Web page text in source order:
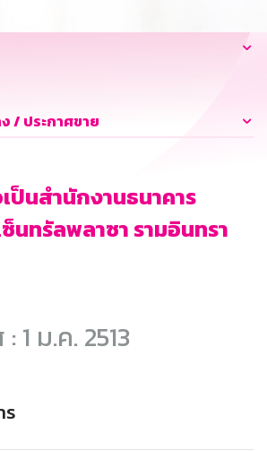
/ ประกาศขาย
เป็นสำนักงานธนาคาร
นทรัลพลาซา รามอินทรา
1 ม.ค. 2513
ร